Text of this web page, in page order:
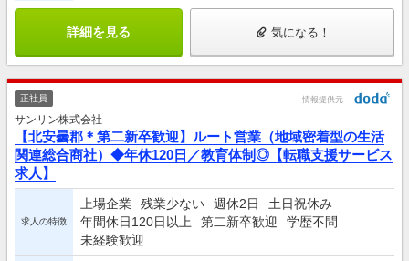
詳細を見る 気になる！
正社員 情報提供元
サンリン株式会社
【北安曇郡＊第二新卒歓迎】ルート営業（地域密着型の生活
関連総合商社）◆年休120日／教育体制◎【転職支援サービス
求人】
求人の特徴
上場企業 残業少ない 週休2日
土日祝休み
年間休日120日以上
第二新卒歓迎
学歴不問
未経験歓迎